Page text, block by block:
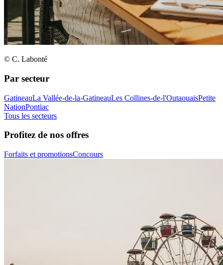
© C. Labonté
Par secteur
GatineauLa Vallée-de-la-GatineauLes Collines-de-l'OutaouaisPetite
NationPontiac
Tous les secteurs
Profitez de nos offres
Forfaits et promotionsConcours